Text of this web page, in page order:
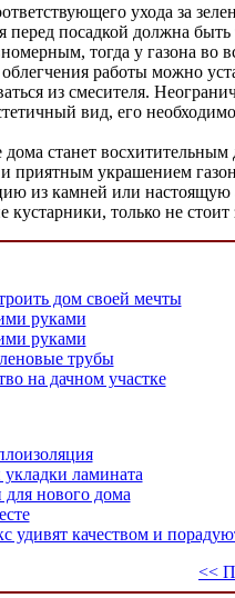
ухода за
перед посадкой должна
тогда у газона во
работы можно
из смесителя.
вид, его
станет
приятным украшением
из камней или
только не стоит
дом своей мечты
руками
руками
трубы
на дачном участке
ламината
нового дома
удивят качеством и
<<